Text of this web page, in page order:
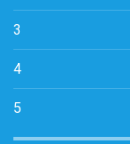
3
4
5